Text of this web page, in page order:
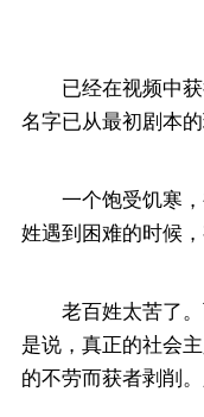
已经在视频中获
名字已从最初剧本
一个饱受饥寒，
姓遇到困难的时候
老百姓太苦了。而
是说，真正的社会
的不劳而获者剥削